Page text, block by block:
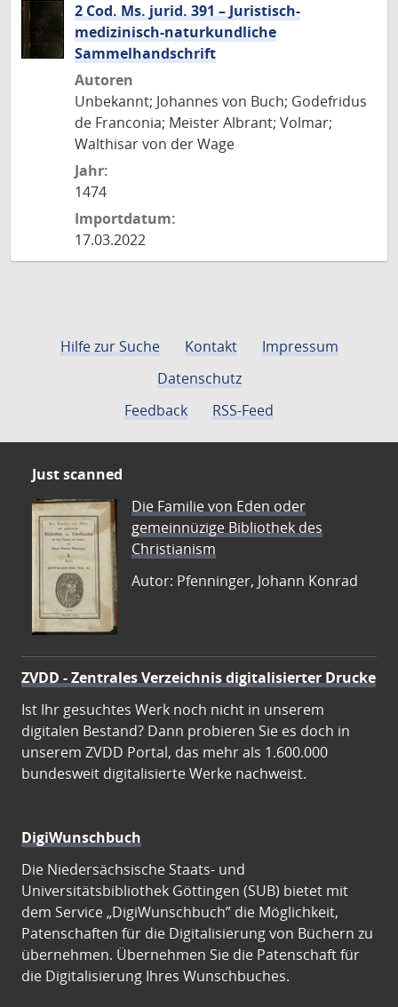
2 Cod. Ms. jurid. 391 – Juristisch-
medizinisch-naturkundliche
Sammelhandschrift
Autoren
Unbekannt; Johannes von Buch; Godefridus
de Franconia; Meister Albrant; Volmar;
Walthisar von der Wage
Jahr:
1474
Importdatum:
17.03.2022
Hilfe zur Suche Kontakt
Impressum
Datenschutz
Feedback
RSS-Feed
Just scanned
Die Familie von Eden oder
gemeinnüzige Bibliothek des
Christianism
Autor: Pfenninger, Johann Konrad
ZVDD - Zentrales Verzeichnis digitalisierter Drucke
Ist Ihr gesuchtes Werk noch nicht in unserem
digitalen Bestand? Dann probieren Sie es doch in
unserem ZVDD Portal, das mehr als 1.600.000
bundesweit digitalisierte Werke nachweist.
DigiWunschbuch
Die Niedersächsische Staats- und
Universitätsbibliothek Göttingen (SUB) bietet mit
dem Service „DigiWunschbuch” die Möglichkeit,
Patenschaften für die Digitalisierung von Büchern zu
übernehmen. Übernehmen Sie die Patenschaft für
die Digitalisierung Ihres Wunschbuches.